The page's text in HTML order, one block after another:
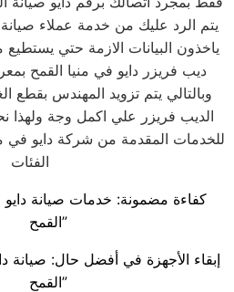
يتم الرد عليك من خدمة عملاء
ياخذون البيانات الازمة حتي
ديب فريزر دايو في منيا القمح
وبالتالي يتم تزويد المهندس بقطع
الديب فريزر علي اكمل وجة ولهذا
للخدمات المقدمة من شركة دايو في
الفئات
القمح”
القمح”